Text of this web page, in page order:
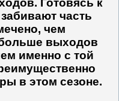
Готовясь к
часть
чем
выходов
именно с той
в этом сезоне.